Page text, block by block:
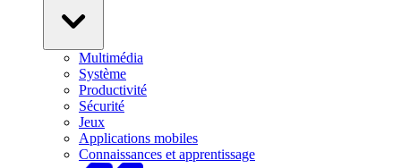
Multimédia
Système
Productivité
Sécurité
Jeux
Applications mobiles
Connaissances et apprentissage